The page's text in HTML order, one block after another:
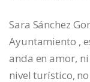
Sara Sánchez
Ayuntamiento ,
anda en amor, ni
nivel turístico,